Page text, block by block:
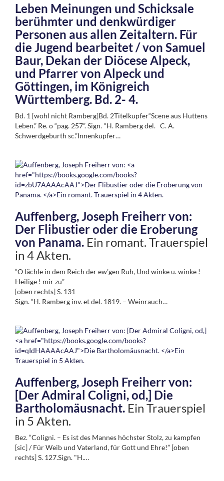
Leben Meinungen und Schicksale
berühmter und denkwürdiger
Personen aus allen Zeitaltern. Für
die Jugend bearbeitet / von Samuel
Baur, Dekan der Diöcese Alpeck,
und Pfarrer von Alpeck und
Göttingen, im Königreich
Württemberg. Bd. 2- 4.
Bd. 1 [wohl nicht Ramberg]Bd. 2Titelkupfer“Scene aus Huttens
Leben.” Re. o “pag. 257”. Sign. "H. Ramberg del. C. A.
Schwerdgeburth sc.”Innenkupfer…
Auffenberg, Joseph Freiherr von:
Der Flibustier oder die Eroberung
von Panama. Ein romant. Trauerspiel
in 4 Akten.
“O lächle in dem Reich der ew’gen Ruh, Und winke u. winke !
Heilige ! mir zu”
[oben rechts] S. 131
Sign. “H. Ramberg inv. et del. 1819. – Weinrauch…
Auffenberg, Joseph Freiherr von:
[Der Admiral Coligni, od,] Die
Bartholomäusnacht. Ein Trauerspiel
in 5 Akten.
Bez. “Coligni. – Es ist des Mannes höchster Stolz, zu kampfen
[sic] / Für Weib und Vaterland, für Gott und Ehre!” [oben
rechts] S. 127.Sign. "H.…